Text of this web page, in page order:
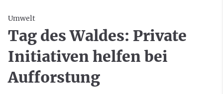
Umwelt
Tag des Waldes: Private
Initiativen helfen bei
Aufforstung